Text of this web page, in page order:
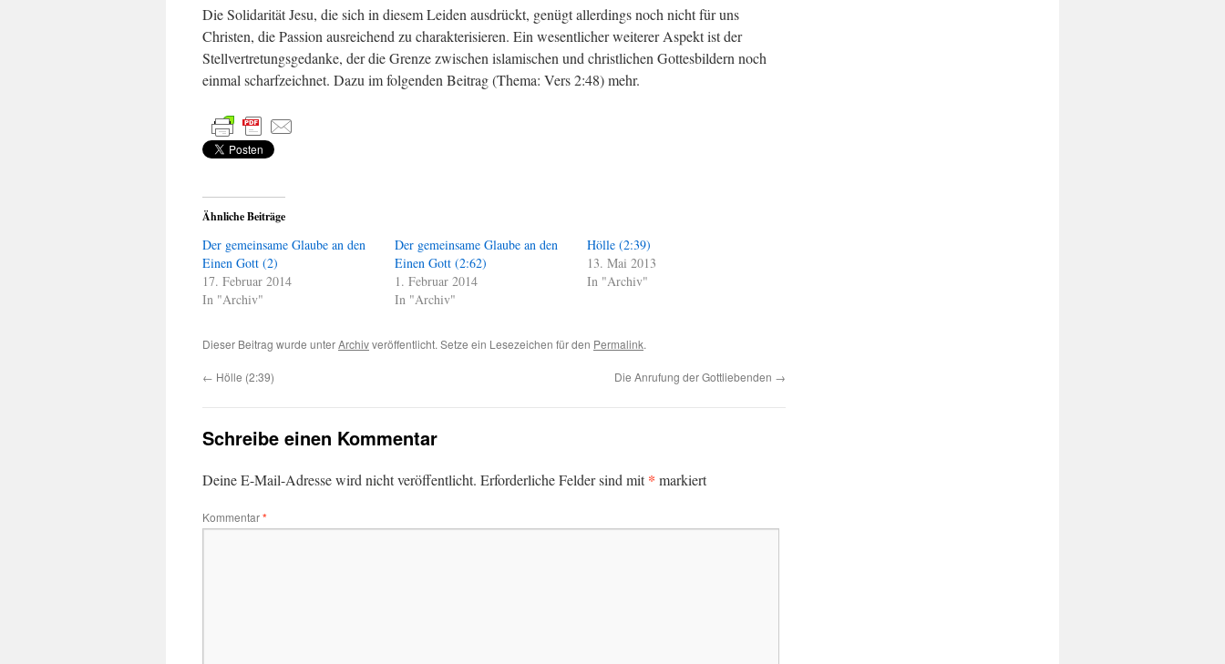
Die Solidarität Jesu, die sich in diesem Leiden ausdrückt, genügt allerdings noch nicht für uns
Christen, die Passion ausreichend zu charakterisieren. Ein wesentlicher weiterer Aspekt ist der
Stellvertretungsgedanke, der die Grenze zwischen islamischen und christlichen Gottesbildern noch
einmal scharfzeichnet. Dazu im folgenden Beitrag (Thema: Vers 2:48) mehr.
Ähnliche Beiträge
Der gemeinsame Glaube an den
Einen Gott (2)
17. Februar 2014
In "Archiv"
Der gemeinsame Glaube an den
Einen Gott (2:62)
1. Februar 2014
In "Archiv"
Hölle (2:39)
13. Mai 2013
In "Archiv"
Dieser Beitrag wurde unterArchivveröffentlicht. Setze ein Lesezeichen für den Permalink.
← Hölle (2:39) Die Anrufung der Gottliebenden →
Schreibe einen Kommentar
Deine E-Mail-Adresse wird nicht veröffentlicht. Erforderliche Felder sind mit* markiert
Kommentar*